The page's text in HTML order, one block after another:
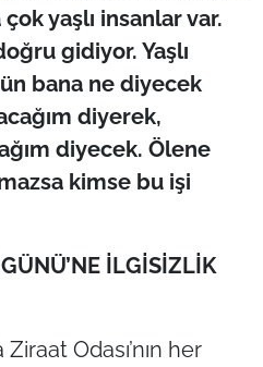
yaşlı insanlar var.
gidiyor. Yaşlı
bana ne diyecek
diyerek,
diyecek. Ölene
kimse bu işi
İLGİSİZLİK
Odası’nın her